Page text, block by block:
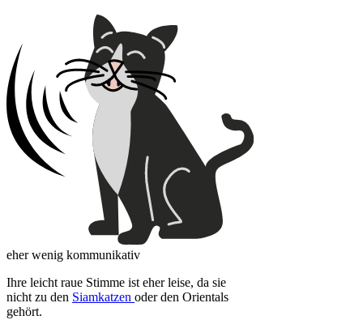
eher wenig kommunikativ
Ihre leicht raue Stimme ist eher leise, da sie
nicht zu den Siamkatzen oder den Orientals
gehört.